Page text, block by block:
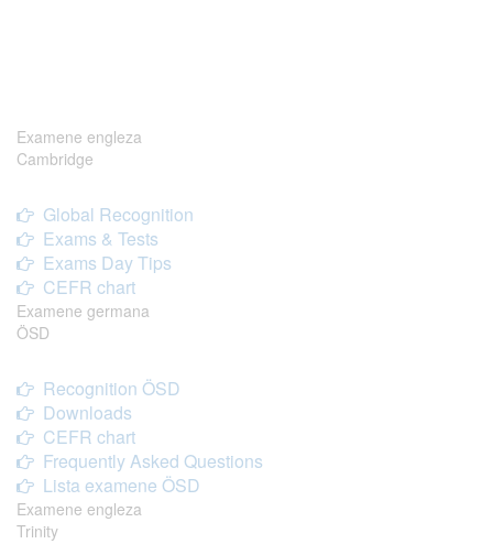
Examene engleza
Cambridge
Global Recognition
Exams & Tests
Exams Day Tips
CEFR chart
Examene germana
ÖSD
Recognition ÖSD
Downloads
CEFR chart
Frequently Asked Questions
Lista examene ÖSD
Examene engleza
Trinity